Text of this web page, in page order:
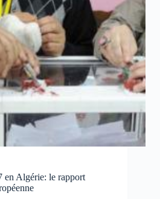
en Algérie: le rapport